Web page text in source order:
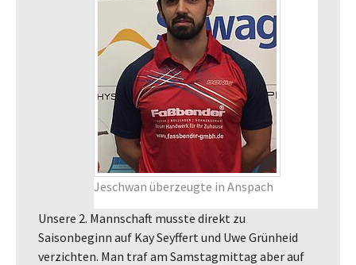
Jeschwan überzeugte in Anspach
Unsere 2. Mannschaft musste direkt zu
Saisonbeginn auf Kay Seyffert und Uwe Grünheid
verzichten. Man traf am Samstagmittag aber auf